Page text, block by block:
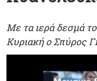
Με τα ιερά δεσμά
Κυριακή ο Σπύρος